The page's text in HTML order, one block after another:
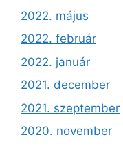
2022. május
2022. február
2022. január
2021. december
2021. szeptember
2020. november